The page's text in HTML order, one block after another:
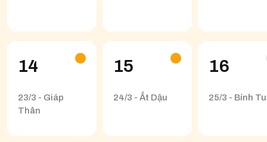
14
23/3 - Giáp
Thân
15
24/3 - Ất Dậu
16
25/3 - Bính